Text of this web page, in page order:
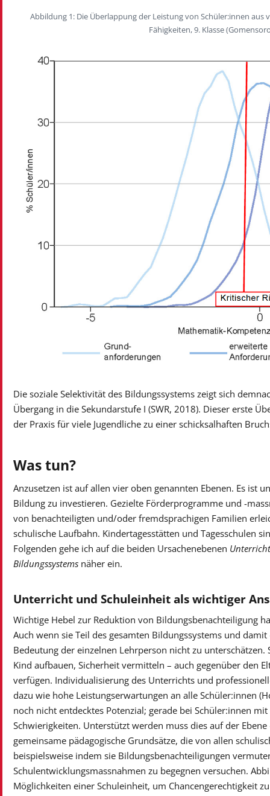
Abbildung 1: Die Überlappung der Leistung von Schüler:innen
Fähigkeiten, 9. Klasse
Die soziale Selektivität des Bildungssystems zeigt sich
Übergang in die Sekundarstufe I (SWR, 2018). Dieser erste
der Praxis für viele Jugendliche zu einer schicksalhaften
Was tun?
Anzusetzen ist auf allen vier oben genannten Ebenen. Es ist
Bildung zu investieren. Gezielte Förderprogramme und -
von benachteiligten und/oder fremdsprachigen Familien
schulische Laufbahn. Kindertagesstätten und Tagesschulen
Folgenden gehe ich auf die beiden Ursachenebenen
Bildungssystemsnäher ein.
Unterricht und Schuleinheit als wichtiger
Wichtige Hebel zur Reduktion von Bildungsbenachteiligung
Auch wenn sie Teil des gesamten Bildungssystems und
Bedeutung der einzelnen Lehrperson nicht zu
Kind aufbauen, Sicherheit vermitteln – auch gegenüber den
verfügen. Individualisierung des Unterrichts und
dazu wie hohe Leistungserwartungen an alle Schüler:innen
noch nicht entdecktes Potenzial; gerade bei Schüler:innen
Schwierigkeiten. Unterstützt werden muss dies auf der
gemeinsame pädagogische Grundsätze, die von allen
beispielsweise indem sie Bildungsbenachteiligungen
Schulentwicklungsmassnahmen zu begegnen versuchen.
Möglichkeiten einer Schuleinheit, um Chancengerechtigkeit